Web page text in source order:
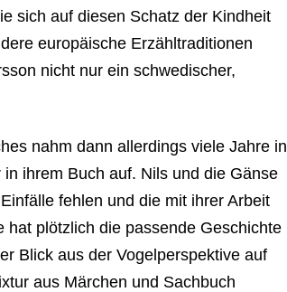
sich auf diesen Schatz der Kindheit
europäische Erzähltraditionen
nicht nur ein schwedischer,
nahm dann allerdings viele Jahre in
ihrem Buch auf. Nils und die Gänse
fehlen und die mit ihrer Arbeit
plötzlich die passende Geschichte
Blick aus der Vogelperspektive auf
aus Märchen und Sachbuch